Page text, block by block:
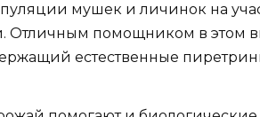
мушек и личинок на
помощником в этом
естественные